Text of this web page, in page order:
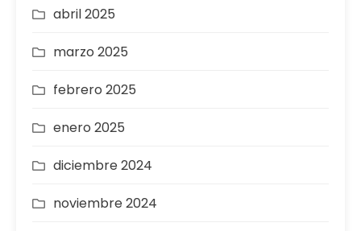
abril 2025
marzo 2025
febrero 2025
enero 2025
diciembre 2024
noviembre 2024